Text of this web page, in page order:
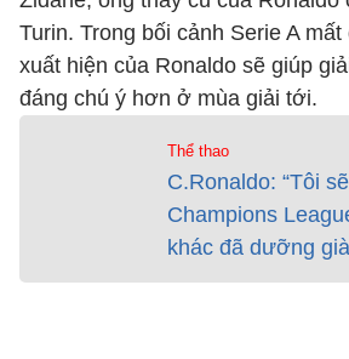
Turin. Trong bối cảnh Serie A
xuất hiện của Ronaldo sẽ giúp
đáng chú ý hơn ở mùa giải tới.
Thể thao
C.Ronaldo: “Tôi
Champions
khác đã dưỡng